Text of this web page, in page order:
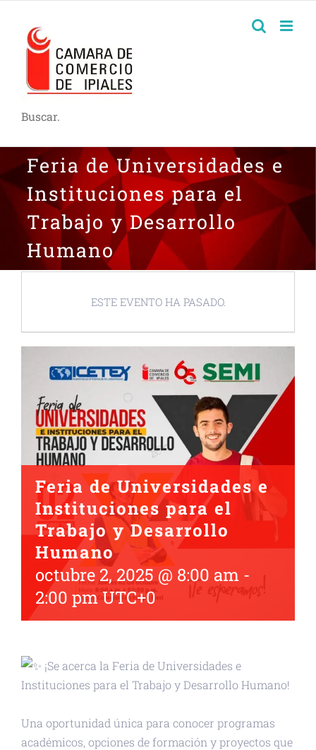
Buscar.
Feria de Universidades e
Instituciones para el
Trabajo y Desarrollo
Humano
ESTE EVENTO HA PASADO.
Feria de Universidades e
Instituciones para el
Trabajo y Desarrollo
Humano
octubre 2, 2025 @ 8:00 am -
2:00 pmUTC+0
¡Se acerca la Feria de Universidades e
Instituciones para el Trabajo y Desarrollo Humano!
Una oportunidad única para conocer programas
académicos, opciones de formación y proyectos que